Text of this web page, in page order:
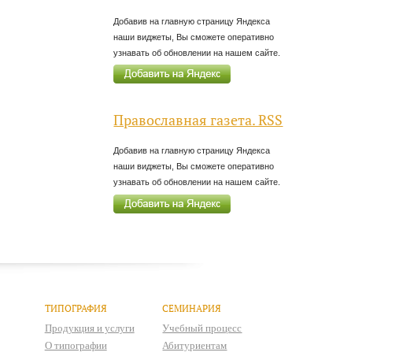
Добавив на главную страницу Яндекса
наши виджеты, Вы сможете оперативно
узнавать об обновлении на нашем сайте.
Православная газета. RSS
Добавив на главную страницу Яндекса
наши виджеты, Вы сможете оперативно
узнавать об обновлении на нашем сайте.
ТИПОГРАФИЯ
Продукция и услуги
О типографии
СЕМИНАРИЯ
Учебный процесс
Абитуриентам